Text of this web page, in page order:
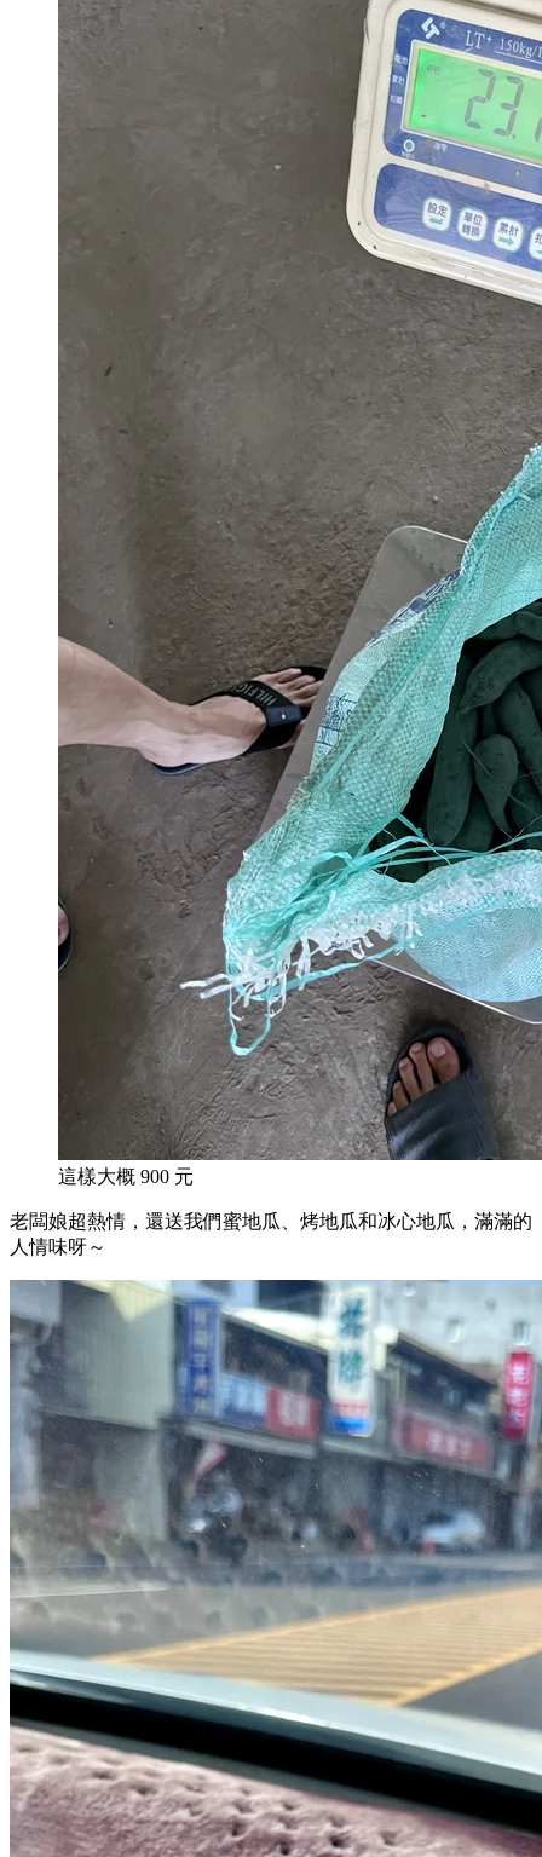
這樣大概 900 元
老闆娘超熱情，還送我們蜜地瓜、烤地瓜和冰心地瓜，滿滿的
人情味呀～